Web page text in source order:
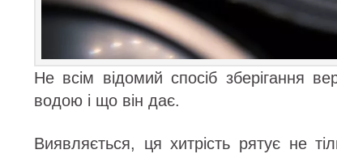
Не всім відомий спосіб зберігання
водою і що він дає.
Виявляється, ця хитрість рятує не